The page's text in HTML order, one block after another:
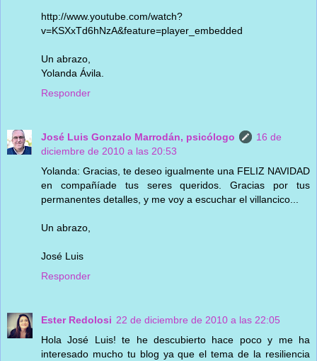
http://www.youtube.com/watch?
v=KSXxTd6hNzA&feature=player_embedded
Un abrazo,
Yolanda Ávila.
Responder
José Luis Gonzalo Marrodán, psicólogo
16 de
diciembre de 2010 a las 20:53
Yolanda: Gracias, te deseo igualmente una FELIZ NAVIDAD
en compañíade tus seres queridos. Gracias por tus
permanentes detalles, y me voy a escuchar el villancico...
Un abrazo,
José Luis
Responder
Ester Redolosi 22 de diciembre de 2010 a las 22:05
Hola José Luis! te he descubierto hace poco y me ha
interesado mucho tu blog ya que el tema de la resiliencia